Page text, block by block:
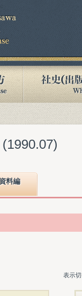
資料編
表示